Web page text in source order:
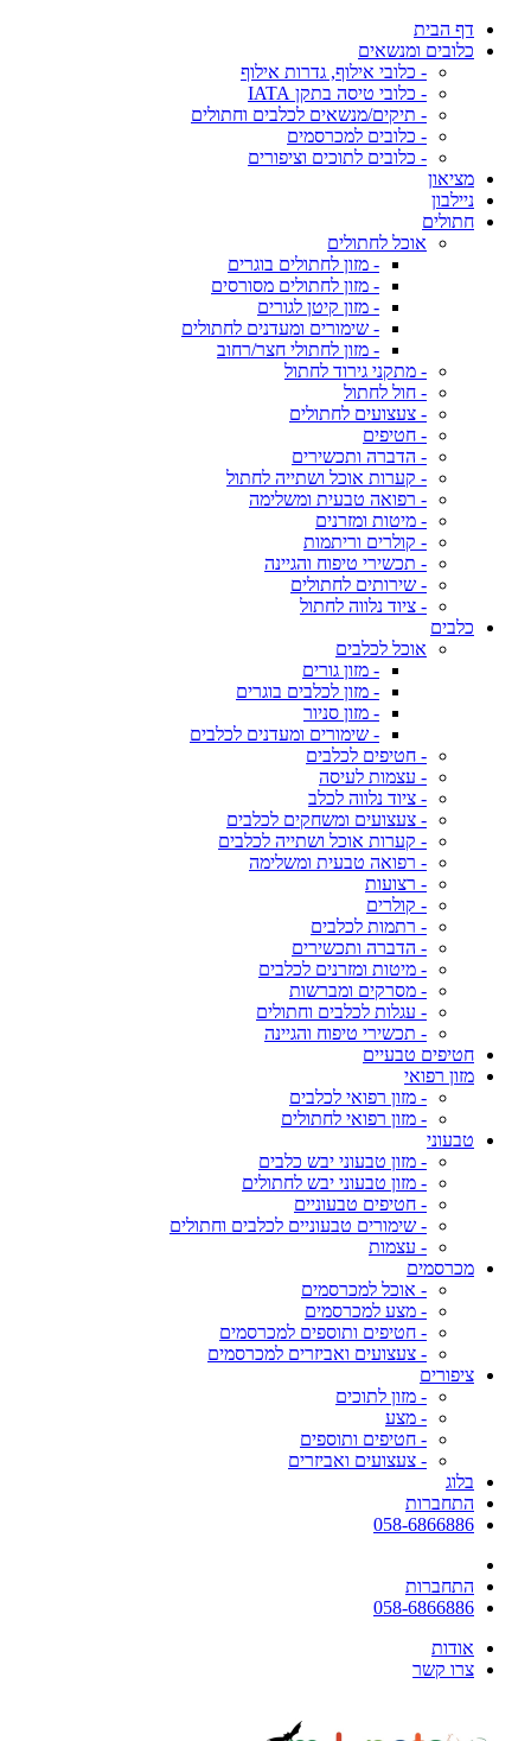
דף הבית
כלובים ומנשאים
- כלובי אילוף, גדרות אילוף
- כלובי טיסה בתקן IATA
- תיקים/מנשאים לכלבים וחתולים
- כלובים למכרסמים
- כלובים לתוכים וציפורים
מציאון
ניילבון
חתולים
אוכל לחתולים
- מזון לחתולים בוגרים
- מזון לחתולים מסורסים
- מזון קיטן לגורים
- שימורים ומעדנים לחתולים
- מזון לחתולי חצר/רחוב
- מתקני גירוד לחתול
- חול לחתול
- צעצועים לחתולים
- חטיפים
- הדברה ותכשירים
- קערות אוכל ושתייה לחתול
- רפואה טבעית ומשלימה
- מיטות ומזרנים
- קולרים וריתמות
- תכשירי טיפוח והגיינה
- שירותים לחתולים
- ציוד נלווה לחתול
כלבים
אוכל לכלבים
- מזון גורים
- מזון לכלבים בוגרים
- מזון סניור
- שימורים ומעדנים לכלבים
- חטיפים לכלבים
- עצמות לעיסה
- ציוד נלווה לכלב
- צעצועים ומשחקים לכלבים
- קערות אוכל ושתייה לכלבים
- רפואה טבעית ומשלימה
- רצועות
- קולרים
- רתמות לכלבים
- הדברה ותכשירים
- מיטות ומזרנים לכלבים
- מסרקים ומברשות
- עגלות לכלבים וחתולים
- תכשירי טיפוח והגיינה
חטיפים טבעיים
מזון רפואי
- מזון רפואי לכלבים
- מזון רפואי לחתולים
טבעוני
- מזון טבעוני יבש כלבים
- מזון טבעוני יבש לחתולים
- חטיפים טבעוניים
- שימורים טבעוניים לכלבים וחתולים
- עצמות
מכרסמים
- אוכל למכרסמים
- מצע למכרסמים
- חטיפים ותוספים למכרסמים
- צעצועים ואביזרים למכרסמים
ציפורים
- מזון לתוכים
- מצע
- חטיפים ותוספים
- צעצועים ואביזרים
בלוג
התחברות
058-6866886
התחברות
058-6866886
אודות
צרו קשר